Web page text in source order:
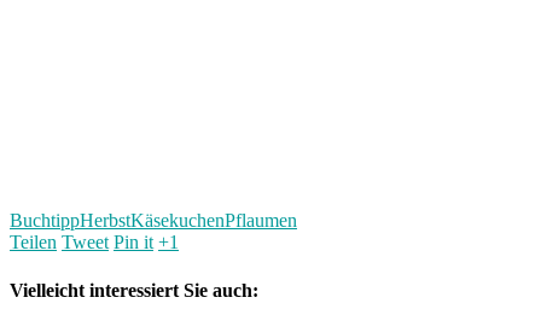
BuchtippHerbstKäsekuchenPflaumen
Teilen Tweet Pin it +1
Vielleicht interessiert Sie auch: